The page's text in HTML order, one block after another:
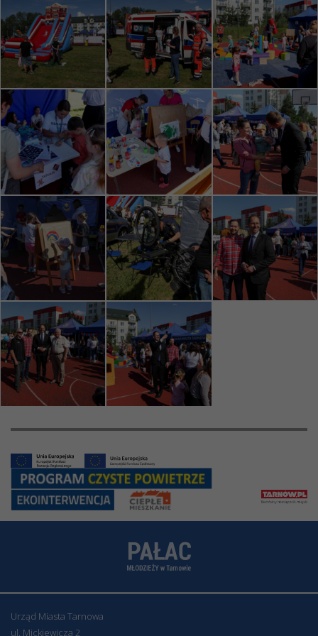
Urząd Miasta Tarnowa
ul. Mickiewicza 2